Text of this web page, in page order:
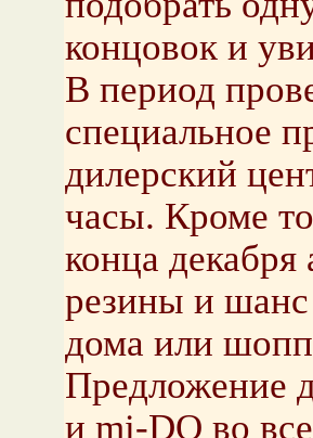
концовок и
В период
специальное
дилерский
часы. Кроме
конца декабря
резины и шанс
дома или
Предложение
и mi-DO во